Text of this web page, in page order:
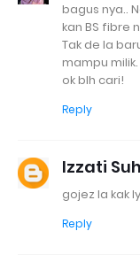
bagus nya..
kan BS fibre
Tak de la
mampu milik.
ok blh cari!
Reply
Izzati
gojez la kak
Reply